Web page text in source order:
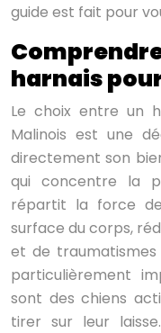
guide est fait pour
harnais
Le choix entre un
Malinois est une
directement son
qui concentre la
répartit la force
surface du corps,
et de
particulièrement
sont des chiens
tirer sur leur